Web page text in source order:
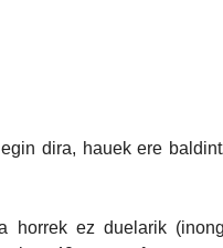
dira, hauek ere
horrek ez duelarik